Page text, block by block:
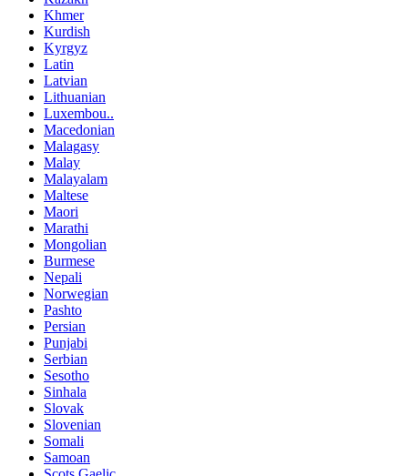
Khmer
Kurdish
Kyrgyz
Latin
Latvian
Lithuanian
Luxembou..
Macedonian
Malagasy
Malay
Malayalam
Maltese
Maori
Marathi
Mongolian
Burmese
Nepali
Norwegian
Pashto
Persian
Punjabi
Serbian
Sesotho
Sinhala
Slovak
Slovenian
Somali
Samoan